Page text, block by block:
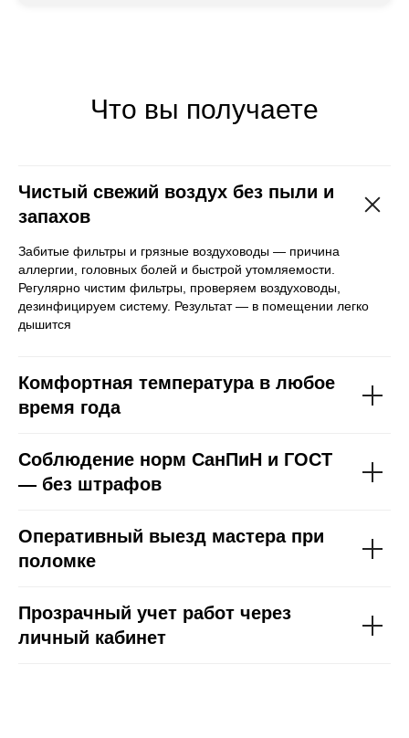
Что вы получаете
Чистый свежий воздух без пыли и
запахов
Забитые фильтры и грязные воздуховоды — причина
аллергии, головных болей и быстрой утомляемости.
Регулярно чистим фильтры, проверяем воздуховоды,
дезинфицируем систему. Результат — в помещении легко
дышится
Комфортная температура в любое
время года
Соблюдение норм СанПиН и ГОСТ
— без штрафов
Оперативный выезд мастера при
поломке
Прозрачный учет работ через
личный кабинет